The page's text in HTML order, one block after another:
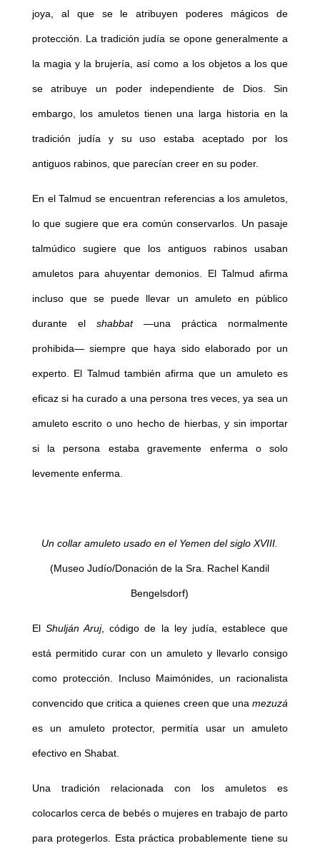
joya, al que se le atribuyen poderes mágicos de
protección. La tradición judía se opone generalmente a
la magia y la brujería, así como a los objetos a los que
se atribuye un poder independiente de Dios. Sin
embargo, los amuletos tienen una larga historia en la
tradición judía y su uso estaba aceptado por los
antiguos rabinos, que parecían creer en su poder.
En el Talmud se encuentran referencias a los amuletos,
lo que sugiere que era común conservarlos. Un pasaje
talmúdico sugiere que los antiguos rabinos usaban
amuletos para ahuyentar demonios. El Talmud afirma
incluso que se puede llevar un amuleto en público
durante el shabbat—una práctica normalmente
prohibida— siempre que haya sido elaborado por un
experto. El Talmud también afirma que un amuleto es
eficaz si ha curado a una persona tres veces, ya sea un
amuleto escrito o uno hecho de hierbas, y sin importar
si la persona estaba gravemente enferma o solo
levemente enferma.
Un collar amuleto usado en el Yemen del siglo XVIII.
(Museo Judío/Donación de la Sra. Rachel Kandil
Bengelsdorf)
El Shulján Aruj, código de la ley judía, establece que
está permitido curar con un amuleto y llevarlo consigo
como protección. Incluso Maimónides, un racionalista
convencido que critica a quienes creen que unamezuzá
es un amuleto protector, permitía usar un amuleto
efectivo en Shabat.
Una tradición relacionada con los amuletos es
colocarlos cerca de bebés o mujeres en trabajo de parto
para protegerlos. Esta práctica probablemente tiene su